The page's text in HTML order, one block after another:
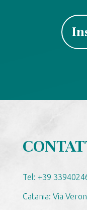
Tel: +39
Catania: Via